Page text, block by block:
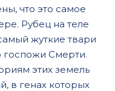
что это самое
Рубец на теле
жуткие твари
госпожи Смерти.
этих земель
в генах которых